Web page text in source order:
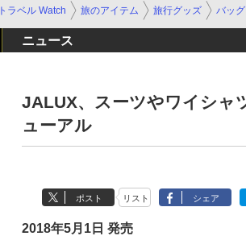
トラベル Watch 旅のアイテム 旅行グッズ バッグ
ニュース
JALUX、スーツやワイシャ
ューアル
ポスト リスト シェア
2018年5月1日 発売